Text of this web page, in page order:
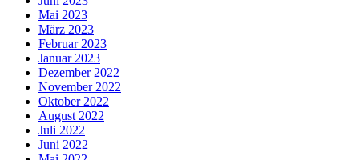
Mai 2023
März 2023
Februar 2023
Januar 2023
Dezember 2022
November 2022
Oktober 2022
August 2022
Juli 2022
Juni 2022